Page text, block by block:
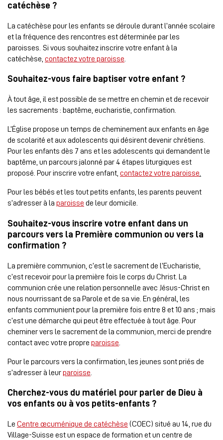
catéchèse ?
La catéchèse pour les enfants se déroule durant l’année scolaire
et la fréquence des rencontres est déterminée par les
paroisses. Si vous souhaitez inscrire votre enfant à la
catéchèse, contactez votre paroisse
Souhaitez-vous faire baptiser votre enfant ?
À tout âge, il est possible de se mettre en chemin et de recevoir
les sacrements : baptême, eucharistie, confirmation.
L’Église propose un temps de cheminement aux enfants en âge
de scolarité et aux adolescents qui désirent devenir chrétiens.
Pour les enfants dès 7 ans et les adolescents qui demandent le
baptême, un parcours jalonné par 4 étapes liturgiques est
proposé. Pour inscrire votre enfant, contactez votre paroisse
Pour les bébés et les tout petits enfants, les parents peuvent
s’adresser à la paroisse de leur domicile.
Souhaitez-vous inscrire votre enfant dans un
parcours vers la Première communion ou vers la
confirmation ?
La première communion, c’est le sacrement de l’Eucharistie,
c’est recevoir pour la première fois le corps du Christ. La
communion crée une relation personnelle avec Jésus-Christ en
nous nourrissant de sa Parole et de sa vie. En général, les
enfants communient pour la première fois entre 8 et 10 ans ; mais
c’est une démarche qui peut être effectuée à tout âge. Pour
cheminer vers le sacrement de la communion, merci de prendre
contact avec votre propre paroisse
Pour le parcours vers la confirmation, les jeunes sont priés de
s’adresser à leurparoisse
Cherchez-vous du matériel pour parler de Dieu à
vos enfants ou à vos petits-enfants ?
Le Centre œcuménique de catéchèse (COEC) situé au 14, rue du
Village-Suisse est un espace de formation et un centre de